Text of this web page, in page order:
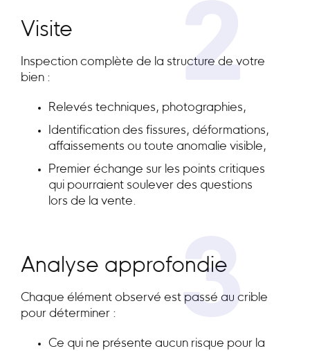
2
Visite
Inspection complète de la structure de votre
bien :
Relevés techniques, photographies,
Identification des fissures, déformations,
affaissements ou toute anomalie visible,
Premier échange sur les points critiques
qui pourraient soulever des questions
lors de la vente.
3
Analyse approfondie
Chaque élément observé est passé au crible
pour déterminer :
Ce qui ne présente aucun risque pour la